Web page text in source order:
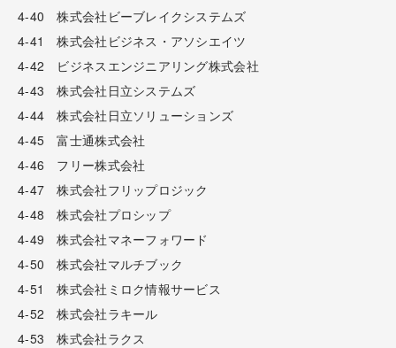
4-40 株式会社ビーブレイクシステムズ
4-41 株式会社ビジネス・アソシエイツ
4-42 ビジネスエンジニアリング株式会社
4-43 株式会社日立システムズ
4-44 株式会社日立ソリューションズ
4-45 富士通株式会社
4-46 フリー株式会社
4-47 株式会社フリップロジック
4-48 株式会社プロシップ
4-49 株式会社マネーフォワード
4-50 株式会社マルチブック
4-51 株式会社ミロク情報サービス
4-52 株式会社ラキール
4-53 株式会社ラクス